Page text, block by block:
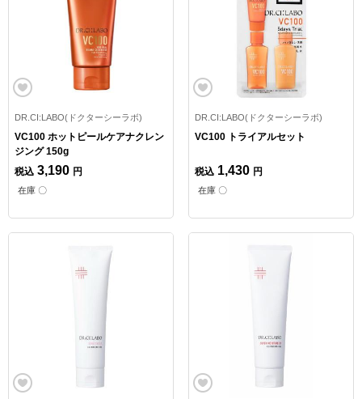
DR.CI:LABO(ドクターシーラボ)
VC100 ホットピールケアナクレン
ジング 150g
税込 3,190 円
在庫 〇
DR.CI:LABO(ドクターシーラボ)
VC100 トライアルセット
税込 1,430 円
在庫 〇